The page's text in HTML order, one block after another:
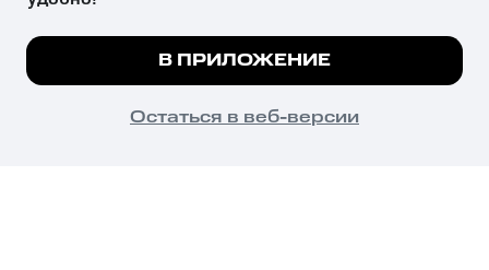
психотропных веществ, их аналогов причиняет вред здоровью,
их незаконный оборот запрещён и влечёт установленную
законодательством ответственность.
© 2026 ООО «КИОН».
Все права защищены
Мы используем куки, чтобы на сайте все
Подробнее
ПОНЯТНО
В ПРИЛОЖЕНИЕ
Остаться в веб-версии